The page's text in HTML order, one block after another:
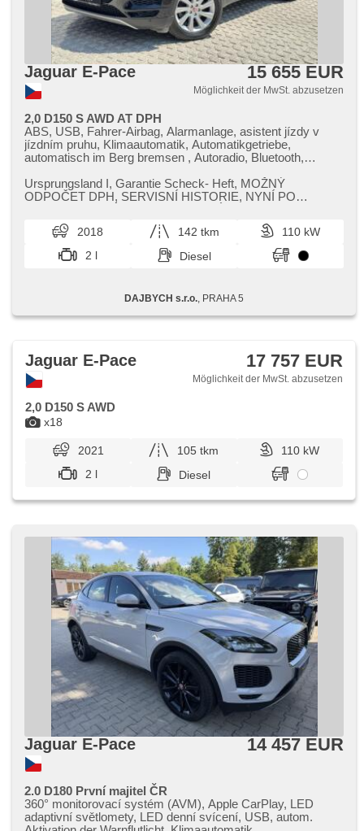
Jaguar E-Pace 15 655 EUR
Möglichkeit der MwSt. abzusetzen
2,0 D150 S AWD AT DPH
ABS, USB, Fahrer-Airbag, Alarmanlage, asistent jízdy v
jízdním pruhu, Klimaautomatik, Automatikgetriebe,
automatisch im Berg bremsen , Autoradio, Bluetooth,
Funkfernbedienung, Zentralverriegelung, digitální přístrojová
deska, digitální přístrojový štít, dotykové ovládání palubního
einstellbare Sitze, El. Klappspiegel, El. Anlasser, hands free,
hlasové ovládání palubního počítače, Uhr Spur,
Wegfahrsperre, isofix, Klimaanlage, Ledersitze, Alufelgen,
Multifunktionslenkrad, Lenkrad einstellbar, Bordcomputer,
Antriebsschlupfregelung (ASR), Navigation,
Abnutzungssensor des Bremsbelages,
System, starten per Taste, Tempomat, ukazatel rychlostního
limitu (SLIF)
Ursprungsland I,​ Garantie Scheck​- Heft,​ MOŽNÝ
ODPOČET DPH,​ SERVISNÍ HISTORIE,​ NYNÍ PO
2018 142 tkm
110 kW
2 l
Diesel
DAJBYCH s.r.o. , PRAHA 5
x18
Jaguar E-Pace 17 757 EUR
Möglichkeit der MwSt. abzusetzen
2,0 D150 S AWD
2021 105 tkm
110 kW
2 l
Diesel
Jaguar E-Pace 14 457 EUR
2.0 D180 První majitel ČR
360° monitorovací systém (AVM), Apple CarPlay, LED
adaptivní světlomety, LED denní svícení, USB, autom.